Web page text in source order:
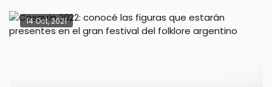
14 Oct, 2021